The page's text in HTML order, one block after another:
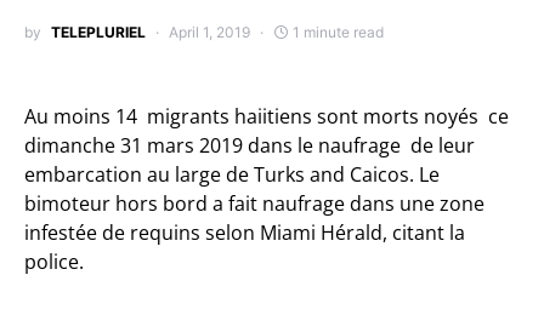
by TELEPLURIEL April 1, 2019 1 minute read
Au moins 14 migrants haiitiens sont morts noyés ce
dimanche 31 mars 2019 dans le naufrage de leur
embarcation au large de Turks and Caicos. Le
bimoteur hors bord a fait naufrage dans une zone
infestée de requins selon Miami Hérald, citant la
police.